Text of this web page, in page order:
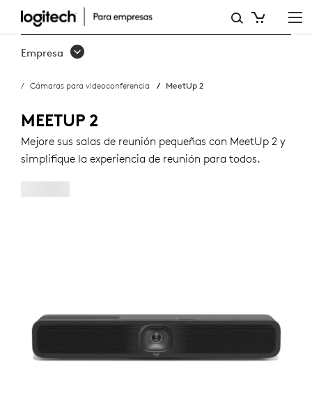
COMPRAR
MEETUP
Empresa
Cámaras para videoconferencia MeetUp 2
MEETUP 2
Mejore sus salas de reunión pequeñas con MeetUp 2 y
simplifique la experiencia de reunión para todos.